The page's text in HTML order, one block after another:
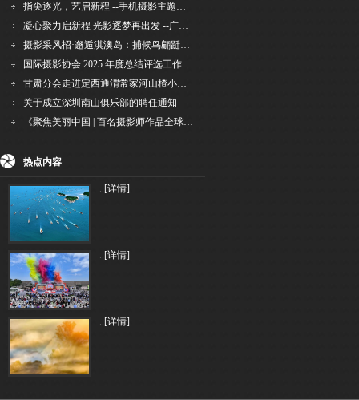
指尖逐光，艺启新程 --手机摄影主题讲座在市老年干部大学圆满落幕
凝心聚力启新程 光影逐梦再出发 --广州国际摄影协会2026年首次会长秘书长会议召开
摄影采风招·邂逅淇澳岛：捕候鸟翩跹，寻古村烟火，追海上霞光
国际摄影协会 2025 年度总结评选工作的通知
甘肃分会走进定西通渭常家河山楂小镇旅游景区开展"红果满枝迎丰岁·山楂小镇庆佳节"为主
关于成立深圳南山俱乐部的聘任通知
《聚焦美丽中国 | 百名摄影师作品全球巡回展》（晋中）开幕新闻通稿
热点内容
..[详情]
..[详情]
..[详情]